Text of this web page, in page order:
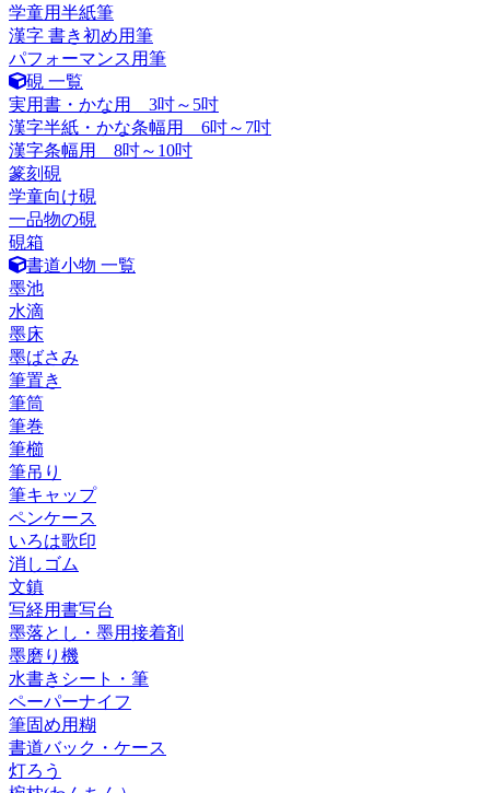
学童用半紙筆
漢字 書き初め用筆
パフォーマンス用筆
硯 一覧
実用書・かな用 3吋～5吋
漢字半紙・かな条幅用 6吋～7吋
漢字条幅用 8吋～10吋
篆刻硯
学童向け硯
一品物の硯
硯箱
書道小物 一覧
墨池
水滴
墨床
墨ばさみ
筆置き
筆筒
筆巻
筆櫛
筆吊り
筆キャップ
ペンケース
いろは歌印
消しゴム
文鎮
写経用書写台
墨落とし・墨用接着剤
墨磨り機
水書きシート・筆
ペーパーナイフ
筆固め用糊
書道バック・ケース
灯ろう